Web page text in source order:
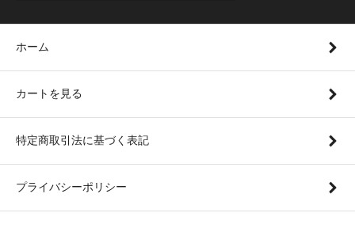
ホーム
カートを見る
特定商取引法に基づく表記
プライバシーポリシー